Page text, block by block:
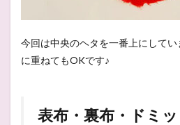
今回は中央のヘタを一番上にして
に重ねてもOKです♪
表布・裏布・ドミ